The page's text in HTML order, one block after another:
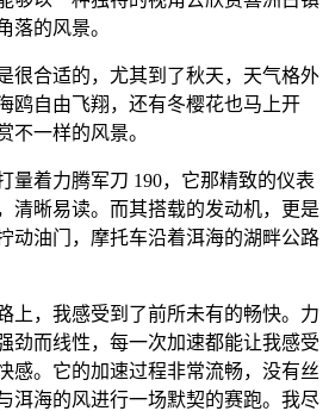
落的风景。
合适的，尤其到了秋天，天气格外
鸥自由飞翔，还有冬樱花也马上开
不一样的风景。
着力腾军刀 190，它那精致的仪表
清晰易读。而其搭载的发动机，更是
动油门，摩托车沿着洱海的湖畔公路
，我感受到了前所未有的畅快。力
劲而线性，每一次加速都能让我感受
感。它的加速过程非常流畅，没有丝
洱海的风进行一场默契的赛跑。我尽